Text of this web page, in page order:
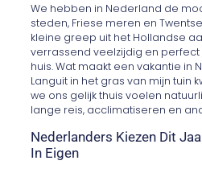
We hebben in Nederland de
steden, Friese meren en
kleine greep uit het Hollandse
verrassend veelzijdig en
huis. Wat maakt een vakantie in
Languit in het gras van mijn tuin
we ons gelijk thuis voelen
lange reis, acclimatiseren en
Nederlanders Kiezen Dit
In Eigen